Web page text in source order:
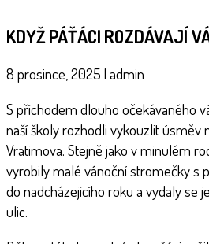
KDYŽ PÁŤÁCI ROZDÁVAJÍ
8 prosince, 2025 | admin
S příchodem dlouho očekávaného
naší školy rozhodli vykouzlit úsměv
Vratimova. Stejně jako v minulém
vyrobily malé vánoční stromečky s
do nadcházejícího roku a vydaly se
ulic.